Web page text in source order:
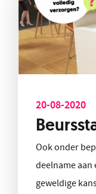
20-08-2020
Ook onder
deelname
geweldige